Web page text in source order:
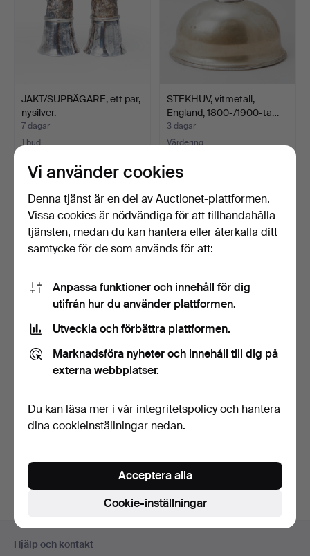
JAKT/SUPBÄGARE, ett par,
nysilver.
7 dagar
1 bud
STEKHUV, vitmetall,
England, 1800-/1900-ta…
3 dagar
Värdering
CHAMPAGNEKYLARE med
hänklar, nysilver.
6 dagar
Värdering
Bevaka sökning
Sidfotsnavigation
Hjälp och kontakt
Vi använder cookies
Denna tjänst är en del av Auctionet-plattformen.
Vissa cookies är nödvändiga för att tillhandahålla
tjänsten, medan du kan hantera eller återkalla ditt
samtycke för de som används för att:
Anpassa funktioner och innehåll för dig
utifrån hur du använder plattformen.
Utveckla och förbättra plattformen.
Marknadsföra nyheter och innehåll till dig på
externa webbplatser.
Du kan läsa mer i vår integritetspolicyoch hantera
dina cookieinställningar nedan.
Cookie-inställningar
Acceptera alla